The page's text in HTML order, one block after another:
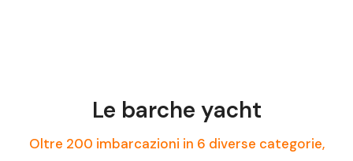
Le barche yacht
Oltre 200 imbarcazioni in 6 diverse categorie,